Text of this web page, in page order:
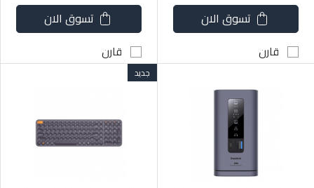
تسوق الان
قارن
تسوق الان
قارن
جديد